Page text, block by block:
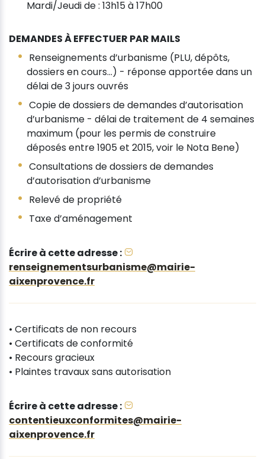
Mardi/Jeudi de : 13h15 à 17h00
DEMANDES À EFFECTUER PAR MAILS
Renseignements d’urbanisme (PLU, dépôts,
dossiers en cours...) - réponse apportée dans un
délai de 3 jours ouvrés
Copie de dossiers de demandes d’autorisation
d’urbanisme - délai de traitement de 4 semaines
maximum (pour les permis de construire
déposés entre 1905 et 2015, voir le Nota Bene)
Consultations de dossiers de demandes
d’autorisation d’urbanisme
Relevé de propriété
Taxe d’aménagement
Écrire à cette adresse :
renseignementsurbanisme@mairie-
aixenprovence.fr
• Certificats de non recours
• Certificats de conformité
• Recours gracieux
• Plaintes travaux sans autorisation
Écrire à cette adresse :
contentieuxconformites@mairie-
aixenprovence.fr